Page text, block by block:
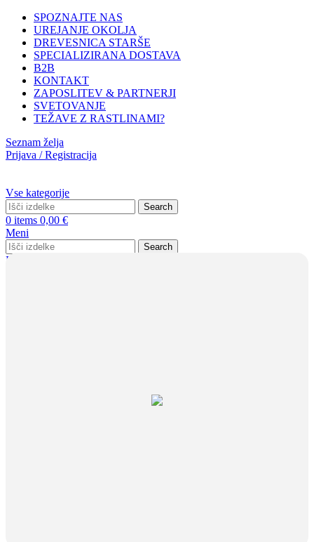
SPOZNAJTE NAS
UREJANJE OKOLJA
DREVESNICA STARŠE
SPECIALIZIRANA DOSTAVA
B2B
KONTAKT
ZAPOSLITEV & PARTNERJI
SVETOVANJE
TEŽAVE Z RASTLINAMI?
Seznam želja
Prijava / Registracija
Vse kategorije
Search
0 items 0,00 €
Meni
Search
Prijava / Registracija